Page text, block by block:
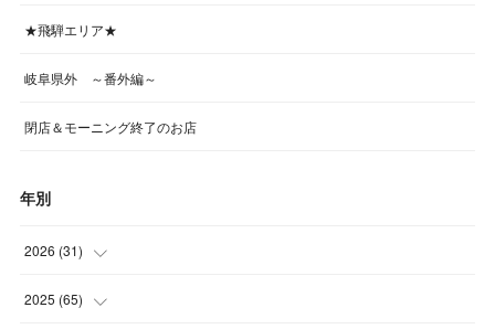
★飛騨エリア★
岐阜県外 ～番外編～
閉店＆モーニング終了のお店
年別
2026 (31)
(4
2025 (65)